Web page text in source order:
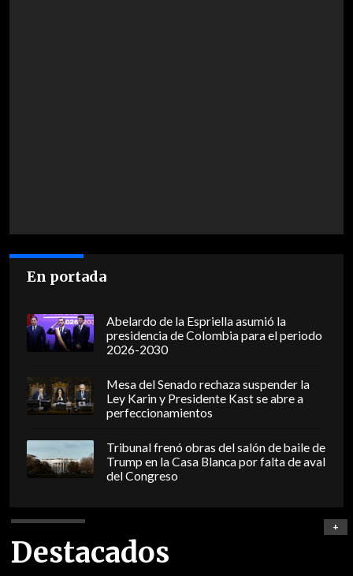
En portada
Abelardo de la Espriella asumió la
presidencia de Colombia para el periodo
2026-2030
Mesa del Senado rechaza suspender la
Ley Karin y Presidente Kast se abre a
perfeccionamientos
Tribunal frenó obras del salón de baile de
Trump en la Casa Blanca por falta de aval
del Congreso
Destacados
+